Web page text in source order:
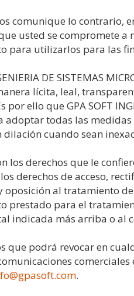
comunique lo contrario,
usted se compromete
para utilizarlos para las
DE SISTEMAS
lícita, leal,
ello que GPA SOFT
adoptar todas las
cuando sean
los derechos que le
derechos de acceso,
al tratamiento
prestado para el
indicada más arriba o al
que podrá revocar en
.